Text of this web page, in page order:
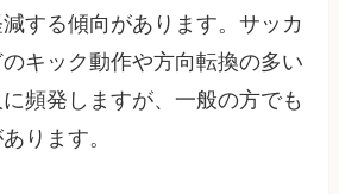
する傾向があります。サッカ
キック動作や方向転換の多い
頻発しますが、一般の方でも
ります。